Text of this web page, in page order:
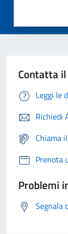
Contatta
Leggi le
Richiedi
Chiama
Prenota
Problemi
Segnala